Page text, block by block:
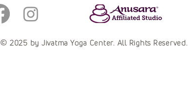
© 2025 by Jivatma Yoga Center. All Rights Reserved.